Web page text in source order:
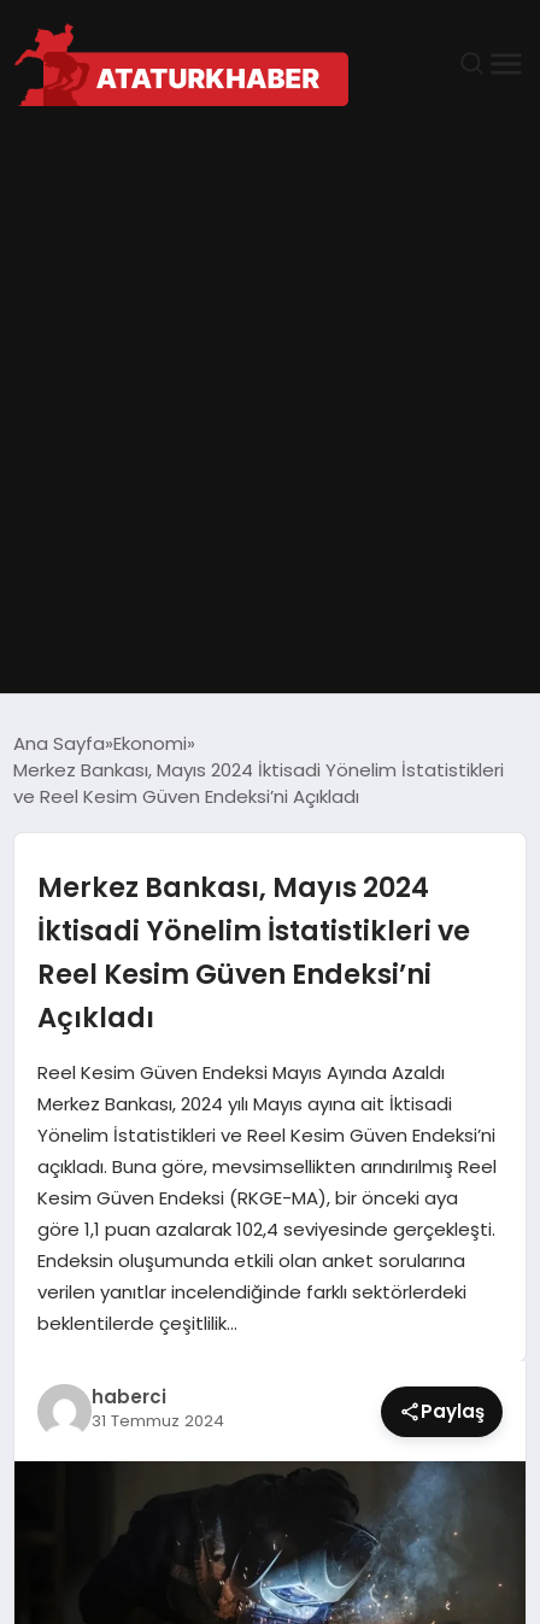
DÜNYA
EKONOMI
MAGAZIN
SAĞLIK
SIYASET
SPOR
TEKNOLOJI
YAŞAM
Ana Sayfa Ekonomi
Merkez Bankası, Mayıs 2024 İktisadi Yönelim İstatistikleri
ve Reel Kesim Güven Endeksi’ni Açıkladı
Merkez Bankası, Mayıs 2024
İktisadi Yönelim İstatistikleri ve
Reel Kesim Güven Endeksi’ni
Açıkladı
Reel Kesim Güven Endeksi Mayıs Ayında Azaldı
Merkez Bankası, 2024 yılı Mayıs ayına ait İktisadi
Yönelim İstatistikleri ve Reel Kesim Güven Endeksi’ni
açıkladı. Buna göre, mevsimsellikten arındırılmış Reel
Kesim Güven Endeksi (RKGE-MA), bir önceki aya
göre 1,1 puan azalarak 102,4 seviyesinde gerçekleşti.
Endeksin oluşumunda etkili olan anket sorularına
verilen yanıtlar incelendiğinde farklı sektörlerdeki
beklentilerde çeşitlilik…
haberci
31 Temmuz 2024 Paylaş